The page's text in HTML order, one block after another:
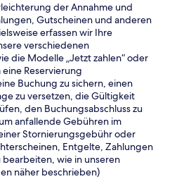
der Annahme und
Gutscheinen und anderen
erfassen wir Ihre
verschiedenen
die Modelle „Jetzt zahlen“ oder
eine Reservierung
Buchung zu sichern, einen
zu versetzen, die Gültigkeit
den Buchungsabschluss zu
anfallende Gebühren im
Stornierungsgebühr oder
Entgelte, Zahlungen
wie in unseren
näher beschrieben)